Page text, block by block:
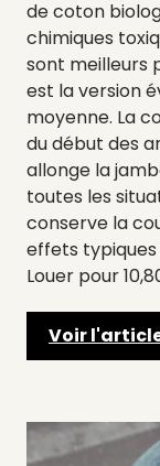
de coton
chimiques
sont meilleurs
est la version
moyenne. La
du début des
allonge la
toutes les
conserve la
effets typiques
Louer pour
Voir